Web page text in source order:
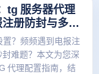
tg 服务器代理
册防封与多开
？频频遇到电报注
难题？本文为您深
代理配置指南，结